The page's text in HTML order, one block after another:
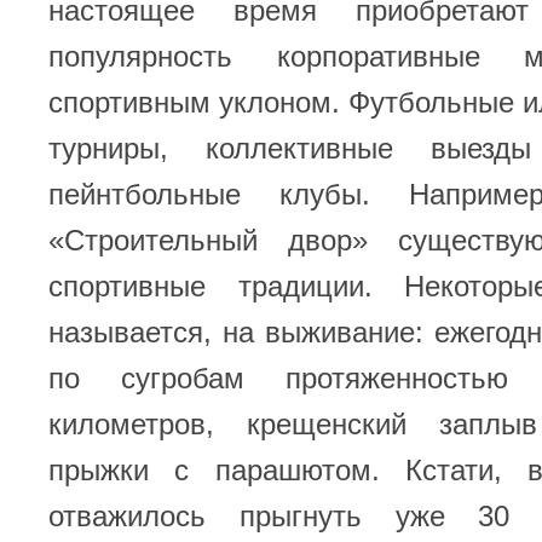
настоящее время
популярность корпоративные
спортивным уклоном. Футбольные
турниры, коллективные
пейнтбольные клубы.
«Строительный двор»
спортивные традиции.
называется, на выживание:
по сугробам
километров, крещенский
прыжки с парашютом. Кстати,
отважилось прыгнуть уже 30